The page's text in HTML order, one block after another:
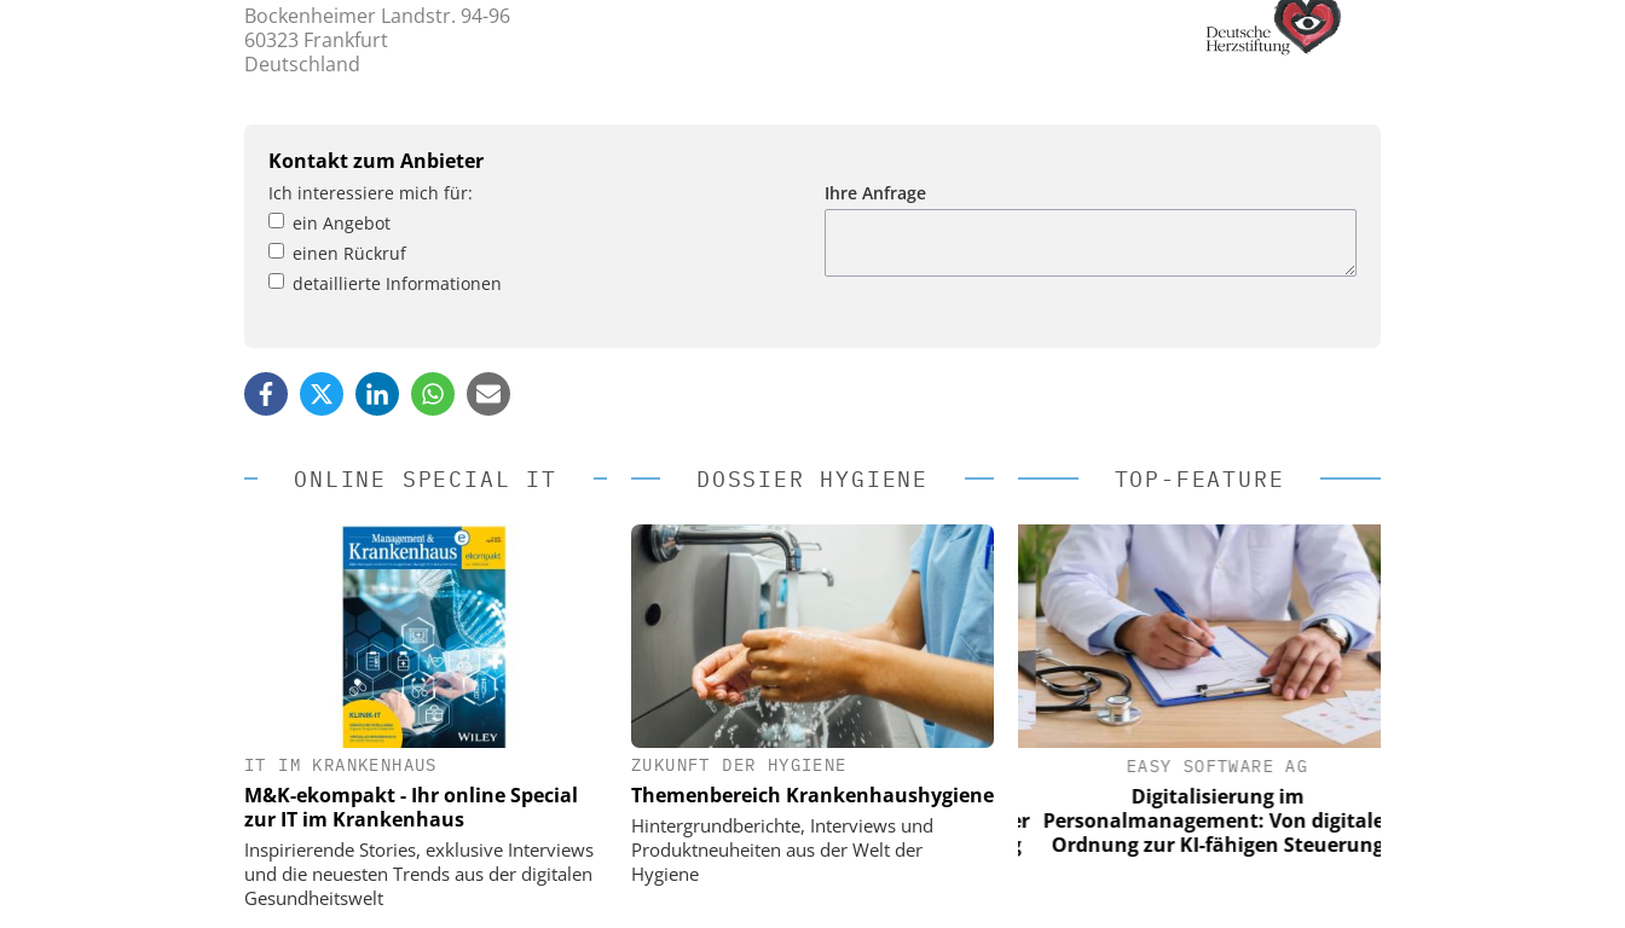
Bockenheimer Landstr. 94-96
60323 Frankfurt
Deutschland
Kontakt zum Anbieter
Ich interessiere mich für:
ein Angebot
einen Rückruf
detaillierte Informationen
Ihre Anfrage
ONLINE SPECIAL IT
IT IM KRANKENHAUS
M&K-ekompakt - Ihr online Special
zur IT im Krankenhaus
Inspirierende Stories, exklusive Interviews
und die neuesten Trends aus der digitalen
Gesundheitswelt
DOSSIER HYGIENE
ZUKUNFT DER HYGIENE
Themenbereich Krankenhaushygiene
Hintergrundberichte, Interviews und
Produktneuheiten aus der Welt der
Hygiene
TOP-FEATURE
EASY SOFTWARE AG
Digitalisierung im
Personalmanagement: Von digitaler
Ordnung zur KI-fähigen Steuerung
EASY SOFTWARE AG
Digitalisierung im
Personalmanagement: Von digitaler
Ordnung zur KI-fähigen Steuerung
EASY SOFTWARE AG
Digitalisierung im
Personalmanagement: Von digitaler
Ordnung zur KI-fähigen Steuerung